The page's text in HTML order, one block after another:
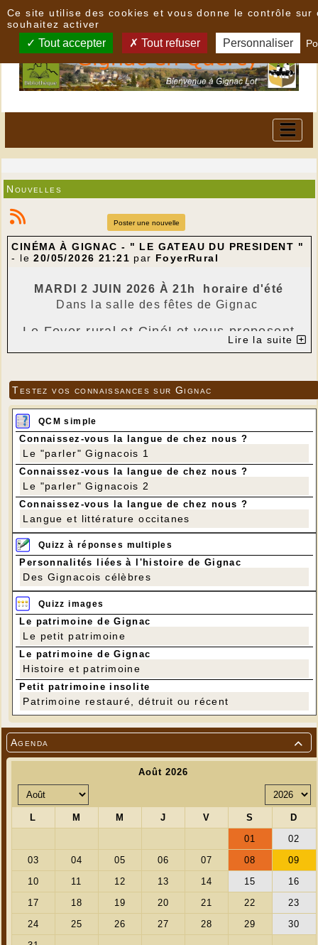

Agenda
Nouvelles
Poster une nouvelle
CINÉMA À GIGNAC - " LE GATEAU DU PRESIDENT "
- le20/05/2026 21:21 par FoyerRural
MARDI 2 JUIN 2026 À 21h
horaire d'été
Dans la salle des fêtes de Gignac
Le Foyer rural et CinéLot vous proposent
la projection du film
"LE GATEAU DU
PRESIDENT"
de Hasan Hadi
avecBaneen Ahmad Nayyef,Sajad Mohamad
Qasem,Waheed Thabet Khreibat
------------------------------------
------------------------------------
Lire la suite
Testez vos connaissances sur Gignac
QCM simple
Connaissez-vous la langue de chez nous ?
Le "parler" Gignacois 1
Connaissez-vous la langue de chez nous ?
Le "parler" Gignacois 2
Connaissez-vous la langue de chez nous ?
Langue et littérature occitanes
Quizz à réponses multiples
Personnalités liées à l'histoire de Gignac
Des Gignacois célèbres
Quizz images
Le patrimoine de Gignac
Le petit patrimoine
Le patrimoine de Gignac
Histoire et patrimoine
Petit patrimoine insolite
Patrimoine restauré, détruit ou récent
Ce site utilise des cookies et vous donne le contrôle sur
souhaitez activer
Tout accepter Tout refuser Personnaliser